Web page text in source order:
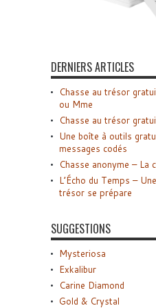
DERNIERS ARTICLES
Chasse au trésor
ou Mme
Chasse au trésor
Une boîte à outils
messages codés
Chasse anonyme – La
L’Écho du Temps –
trésor se prépare
SUGGESTIONS
Mysteriosa
Exkalibur
Carine Diamond
Gold & Crystal